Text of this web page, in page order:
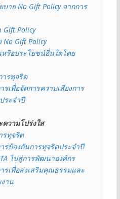
าย No Gift Policy จากการ
Policy
No Gift Policy
รือประโยชน์อื่นใดโดย
ารทุจริต
เพื่อจัดการความเสี่ยงการ
ระจำปี
วามโปร่งใส
รทุจริต
รป้องกันการทุจริตประจำปี
ไปสู่การพัฒนาองค์กร
รเพื่อส่งเสริมคุณธรรมและ
าน